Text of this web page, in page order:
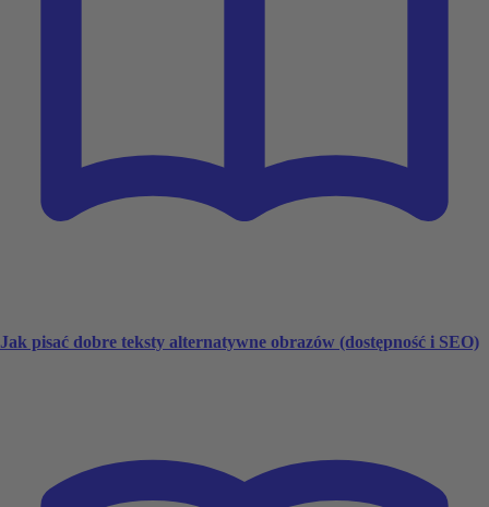
Jak pisać dobre teksty alternatywne obrazów (dostępność i SEO)